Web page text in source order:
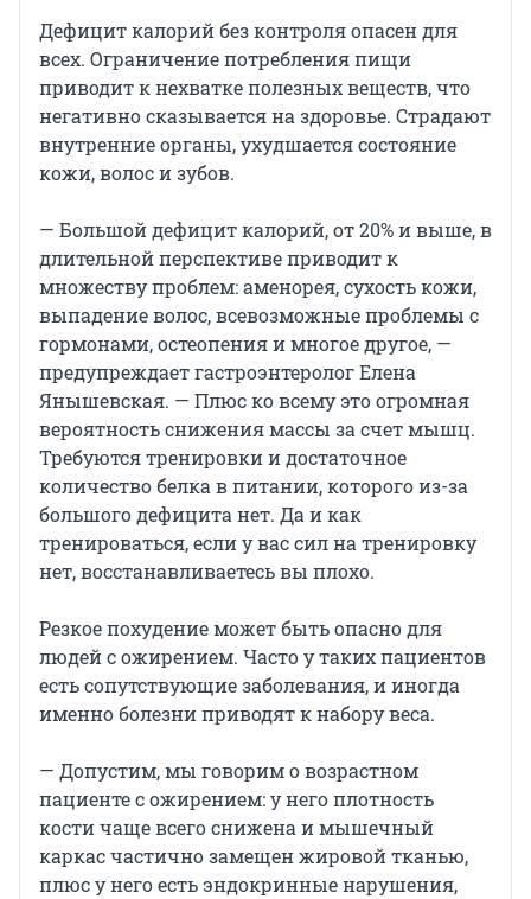
Дефицит калорий без контроля опасен для
всех. Ограничение потребления пищи
приводит к нехватке полезных веществ, что
негативно сказывается на здоровье. Страдают
внутренние органы, ухудшается состояние
кожи, волос и зубов.
— Большой дефицит калорий, от 20% и выше, в
длительной перспективе приводит к
множеству проблем: аменорея, сухость кожи,
выпадение волос, всевозможные проблемы с
гормонами, остеопения и многое другое, —
предупреждает гастроэнтеролог Елена
Янышевская. — Плюс ко всему это огромная
вероятность снижения массы за счет мышц.
Требуются тренировки и достаточное
количество белка в питании, которого из-за
большого дефицита нет. Да и как
тренироваться, если у вас сил на тренировку
нет, восстанавливаетесь вы плохо.
Резкое похудение может быть опасно для
людей с ожирением. Часто у таких пациентов
есть сопутствующие заболевания, и иногда
именно болезни приводят к набору веса.
— Допустим, мы говорим о возрастном
пациенте с ожирением: у него плотность
кости чаще всего снижена и мышечный
каркас частично замещен жировой тканью,
плюс у него есть эндокринные нарушения,